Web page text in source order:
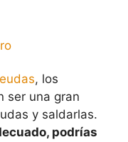
, los
ser una gran
y saldarlas.
podrías